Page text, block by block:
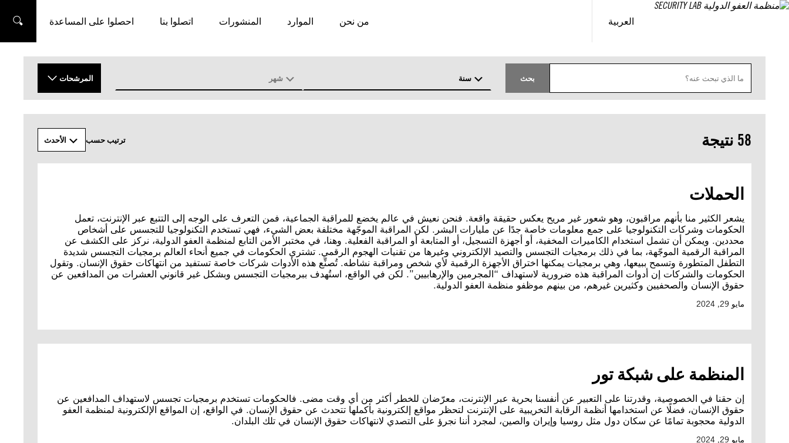
العربية من نحن الموارد المنشورات اتصلوا بنا احصلوا على المساعدة بحث
تخطى
ت
ل
ب
ث
بحث سنة شهر المرشحات
تطبيق
‫‫58 نتيجة ترتيب حسب الأحدث
الحملات
يشعر الكثير منا بأنهم مراقبون، وهو شعور غير مريح يعكس حقيقة واقعة. فنحن نعيش في عالم يخضع للمراقبة الجماعية، فمن التعرف على الوجه إلى التتبع عبر الإنترنت، تعمل
الحكومات وشركات التكنولوجيا على جمع معلومات خاصة جدًا عن مليارات البشر. لكن المراقبة الموجّهة مختلفة بعض الشيء، فهي تستخدم التكنولوجيا للتجسس على أشخاص
محددين. ويمكن أن تشمل استخدام الكاميرات المخفية، أو أجهزة التسجيل، أو المتابعة أو المراقبة الفعلية. وهنا، في مختبر الأمن التابع لمنظمة العفو الدولية، نركز على الكشف عن
المراقبة الرقمية الموجّهة، بما في ذلك برمجيات التجسس والتصيد الإلكتروني وغيرها من تقنيات الهجوم الرقمي. تشتري الحكومات في جميع أنحاء العالم برمجيات التجسس شديدة
التطفل المتطورة وتسمح ببيعها، وهي برمجيات يمكنها اختراق الأجهزة الرقمية لأي شخص ومراقبة نشاطه.‎ تُصنِّع هذه الأدوات شركات خاصة تستفيد من انتهاكات حقوق الإنسان. وتقول
الحكومات والشركات إن أدوات المراقبة هذه ضرورية لاستهداف “المجرمين والإرهابيين”. لكن في الواقع، استُهدف ببرمجيات التجسس وبشكل غير قانوني العشرات من المدافعين عن
حقوق الإنسان والصحفيين وكثيرين غيرهم، من بينهم موظفو منظمة العفو الدولية.
مايو 29, 2024
المنظمة على شبكة تور
إن حقنا في الخصوصية، وقدرتنا على التعبير عن أنفسنا بحرية عبر الإنترنت، معرّضان للخطر أكثر من أي وقت مضى. فالحكومات تستخدم برمجيات تجسس لاستهداف المدافعين عن
حقوق الإنسان، فضلًا عن استخدامها أنظمة الرقابة التخريبية على الإنترنت لتحظر مواقع إلكترونية بأكملها تتحدث عن حقوق الإنسان. في الواقع، إن المواقع الإلكترونية لمنظمة العفو
الدولية محجوبة تمامًا عن سكان دول مثل روسيا وإيران والصين، لمجرد أننا نجرؤ على التصدي لانتهاكات حقوق الإنسان في تلك البلدان.
مايو 29, 2024